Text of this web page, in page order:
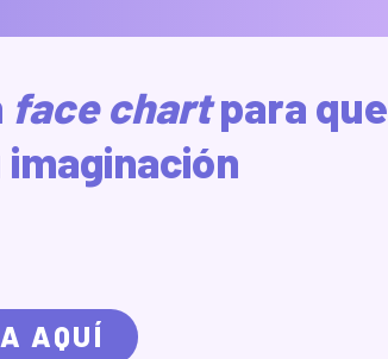
face chartpara que
AQUÍ